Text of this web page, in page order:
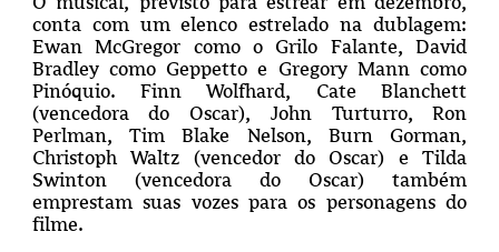
conta com um elenco estrelado na dublagem:
Ewan McGregor como o Grilo Falante, David
Bradley como Geppetto e Gregory Mann como
Pinóquio. Finn Wolfhard, Cate Blanchett
(vencedora do Oscar), John Turturro, Ron
Perlman, Tim Blake Nelson, Burn Gorman,
Christoph Waltz (vencedor do Oscar) e Tilda
Swinton (vencedora do Oscar) também
emprestam suas vozes para os personagens do
filme.